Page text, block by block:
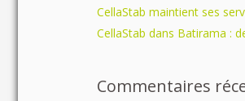
CellaStab maintient ses
CellaStab dans Batirama :
Commentaires